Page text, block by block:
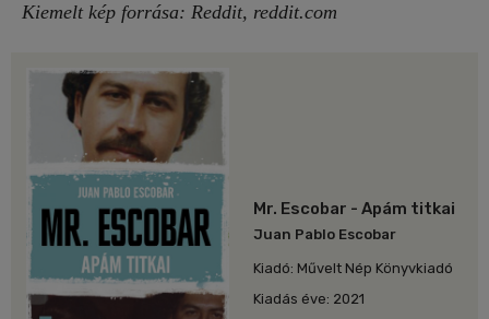
Kiemelt kép forrása: Reddit, reddit.com
Mr. Escobar - Apám titkai
Juan Pablo Escobar
Kiadó: Művelt Nép Könyvkiadó
Kiadás éve: 2021